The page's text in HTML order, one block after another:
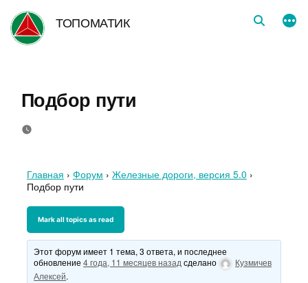
Перейти
содержимому
ТОПОМАТИК
Подбор пути
Главная › Форум › Железные дороги, версия 5.0 ›
Подбор пути
Этот форум имеет 1 тема, 3 ответа, и последнее
обновление4 года, 11 месяцев назад сделано
Кузмичев
Алексей.